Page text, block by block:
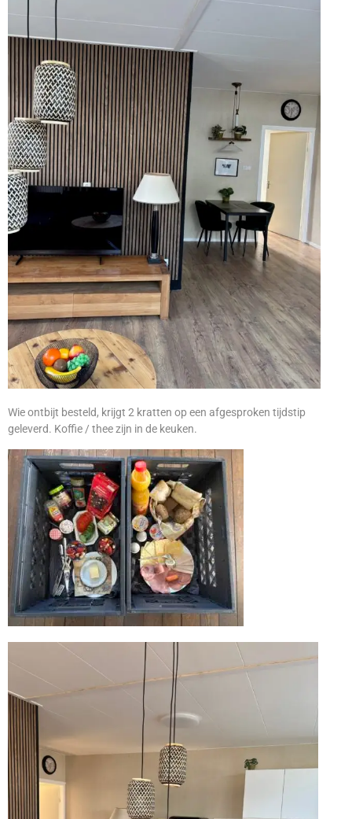
Wie ontbijt besteld, krijgt 2 kratten op een afgesproken tijdstip
geleverd. Koffie / thee zijn in de keuken.